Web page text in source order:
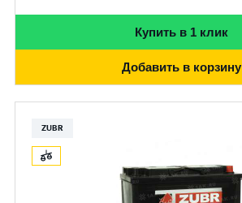
Купить в 1 клик
Добавить в корзину
ZUBR